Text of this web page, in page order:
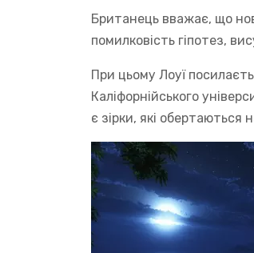
Британець вважає, що
помилковість гіпотез,
При цьому Лоуї
Каліфорнійського
є зірки, які обертаються